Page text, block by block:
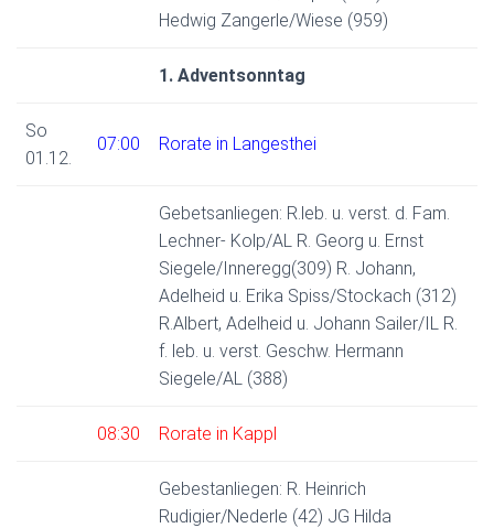
Hedwig Zangerle/Wiese (959)
1. Adventsonntag
So
01.12.
07:00 Rorate in Langesthei
Gebetsanliegen: R.leb. u. verst. d. Fam.
Lechner- Kolp/AL R. Georg u. Ernst
Siegele/Inneregg(309) R. Johann,
Adelheid u. Erika Spiss/Stockach (312)
R.Albert, Adelheid u. Johann Sailer/IL R.
f. leb. u. verst. Geschw. Hermann
Siegele/AL (388)
08:30 Rorate in Kappl
Gebestanliegen: R. Heinrich
Rudigier/Nederle (42) JG Hilda